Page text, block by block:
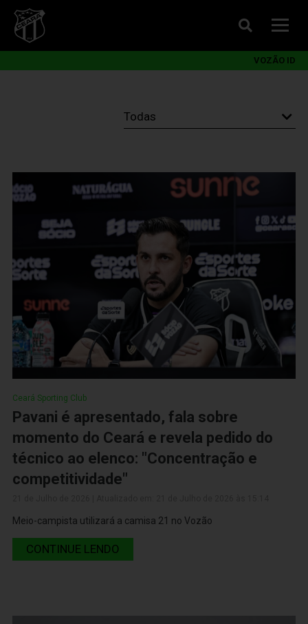
VOZÃO ID
Ceará Sporting Club
Pavani é apresentado, fala sobre
momento do Ceará e revela pedido do
técnico ao elenco: "Concentração e
competitividade"
Meio-campista utilizará a camisa 21 no Vozão
CONTINUE LENDO